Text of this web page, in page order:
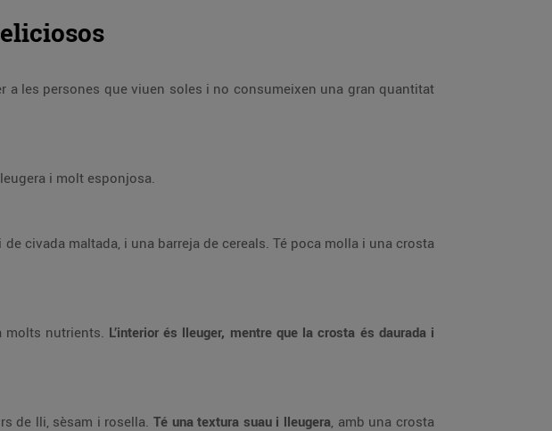
a les persones que viuen soles i no consumeixen una gran quantitat
i molt esponjosa.
civada maltada, i una barreja de cereals. Té poca molla i una crosta
molts nutrients. L’interior és lleuger, mentre que la crosta és daurada i
de lli, sèsam i rosella. Té una textura suau i lleugera, amb una crosta